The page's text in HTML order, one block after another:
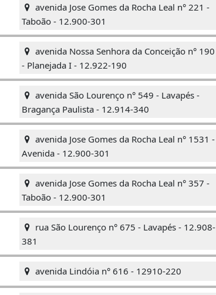
avenida Jose Gomes da Rocha Leal n° 221 -
Taboão - 12.900-301
avenida Nossa Senhora da Conceição n° 190
- Planejada I - 12.922-190
avenida São Lourenço n° 549 - Lavapés -
Bragança Paulista - 12.914-340
avenida Jose Gomes da Rocha Leal n° 1531 -
Avenida - 12.900-301
avenida Jose Gomes da Rocha Leal n° 357 -
Taboão - 12.900-301
rua São Lourenço n° 675 - Lavapés - 12.908-
381
avenida Lindóia n° 616 - 12910-220